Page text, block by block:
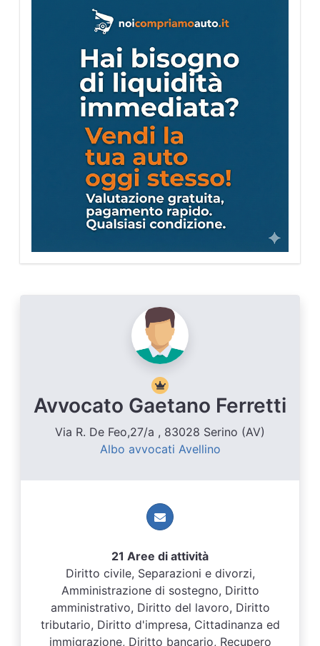
Avvocato Gaetano Ferretti
Via R. De Feo,27/a , 83028 Serino (AV)
Albo avvocati Avellino
21 Aree di attività
Diritto civile, Separazioni e divorzi,
Amministrazione di sostegno, Diritto
amministrativo, Diritto del lavoro, Diritto
tributario, Diritto d'impresa, Cittadinanza ed
immigrazione, Diritto bancario, Recupero